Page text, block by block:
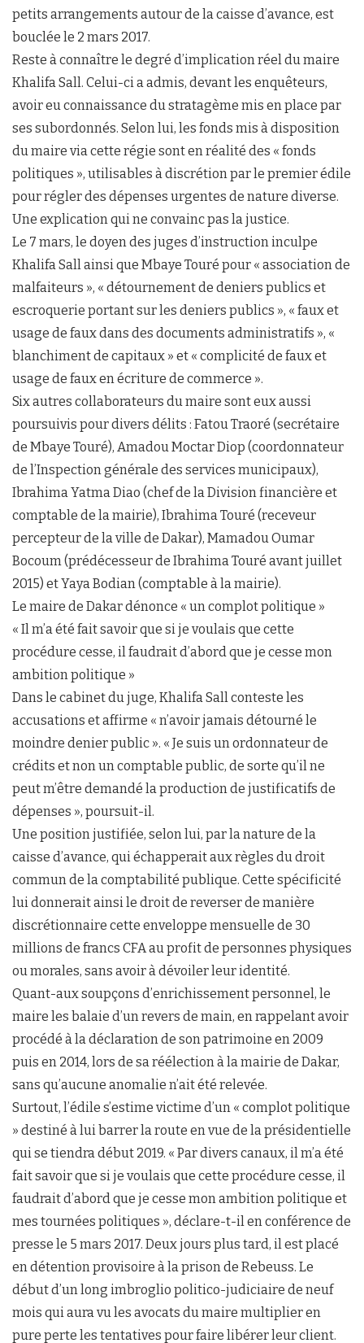
petits arrangements autour de la caisse d’avance, est
bouclée le 2 mars 2017.
Reste à connaître le degré d’implication réel du maire
Khalifa Sall. Celui-ci a admis, devant les enquêteurs,
avoir eu connaissance du stratagème mis en place par
ses subordonnés. Selon lui, les fonds mis à disposition
du maire via cette régie sont en réalité des « fonds
politiques », utilisables à discrétion par le premier édile
pour régler des dépenses urgentes de nature diverse.
Une explication qui ne convainc pas la justice.
Le 7 mars, le doyen des juges d’instruction inculpe
Khalifa Sall ainsi que Mbaye Touré pour « association de
malfaiteurs », « détournement de deniers publics et
escroquerie portant sur les deniers publics », « faux et
usage de faux dans des documents administratifs », «
blanchiment de capitaux » et « complicité de faux et
usage de faux en écriture de commerce ».
Six autres collaborateurs du maire sont eux aussi
poursuivis pour divers délits : Fatou Traoré (secrétaire
de Mbaye Touré), Amadou Moctar Diop (coordonnateur
de l’Inspection générale des services municipaux),
Ibrahima Yatma Diao (chef de la Division financière et
comptable de la mairie), Ibrahima Touré (receveur
percepteur de la ville de Dakar), Mamadou Oumar
Bocoum (prédécesseur de Ibrahima Touré avant juillet
2015) et Yaya Bodian (comptable à la mairie).
Le maire de Dakar dénonce « un complot politique »
« Il m’a été fait savoir que si je voulais que cette
procédure cesse, il faudrait d’abord que je cesse mon
ambition politique »
Dans le cabinet du juge, Khalifa Sall conteste les
accusations et affirme « n’avoir jamais détourné le
moindre denier public ». « Je suis un ordonnateur de
crédits et non un comptable public, de sorte qu’il ne
peut m’être demandé la production de justificatifs de
dépenses », poursuit-il.
Une position justifiée, selon lui, par la nature de la
caisse d’avance, qui échapperait aux règles du droit
commun de la comptabilité publique. Cette spécificité
lui donnerait ainsi le droit de reverser de manière
discrétionnaire cette enveloppe mensuelle de 30
millions de francs CFA au profit de personnes physiques
ou morales, sans avoir à dévoiler leur identité.
Quant-aux soupçons d’enrichissement personnel, le
maire les balaie d’un revers de main, en rappelant avoir
procédé à la déclaration de son patrimoine en 2009
puis en 2014, lors de sa réélection à la mairie de Dakar,
sans qu’aucune anomalie n’ait été relevée.
Surtout, l’édile s’estime victime d’un « complot politique
» destiné à lui barrer la route en vue de la présidentielle
qui se tiendra début 2019. « Par divers canaux, il m’a été
fait savoir que si je voulais que cette procédure cesse, il
faudrait d’abord que je cesse mon ambition politique et
mes tournées politiques », déclare-t-il en conférence de
presse le 5 mars 2017. Deux jours plus tard, il est placé
en détention provisoire à la prison de Rebeuss. Le
début d’un long imbroglio politico-judiciaire de neuf
mois qui aura vu les avocats du maire multiplier en
pure perte les tentatives pour faire libérer leur client.